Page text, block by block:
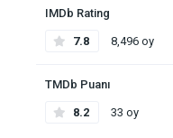
IMDb Rating
7.8 8,496 oy
TMDb Puanı
8.2 33 oy